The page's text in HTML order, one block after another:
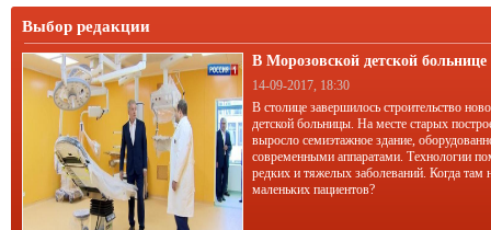
Выбор редакции
В Морозовской детской
корпус
14-09-2017, 18:30
В столице завершилось строительство
детской больницы. На месте старых
выросло семиэтажное здание,
современными аппаратами. Технологии
редких и тяжелых заболеваний. Когда там
маленьких пациентов?